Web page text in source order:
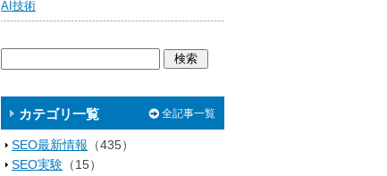
AI技術
カテゴリ一覧 全記事一覧
SEO最新情報 （435）
SEO実験 （15）